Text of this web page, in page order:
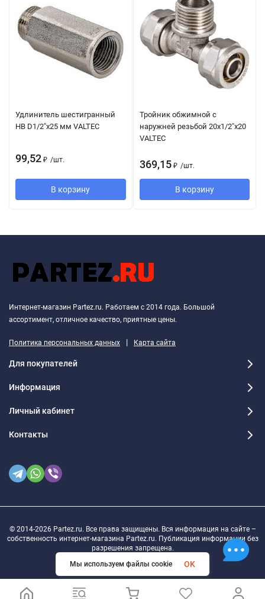
Удлинитель шестигранный
НВ D1/2"x25 мм VALTEC
99,52 ₽ /шт.
В корзину
Тройник обжимной с
наружней резьбой 20х1/2"х20
VALTEC
369,15 ₽ /шт.
В корзину
Интернет-магазин Partez.ru. Работаем с 2014 года. Большой
ассортимент, отличное качество, приятные цены.
Политика персональных данных | Карта сайта
Для покупателей
Информация
Личный кабинет
Контакты
© 2014-2026 Partez.ru. Все права защищены. Вся информация на сайте –
собственность интернет-магазина Partez.ru. Публикация информации без
разрешения запрещена.
Мы используем файлы cookie
OK